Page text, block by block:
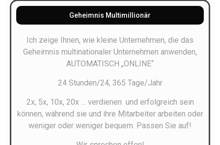
Geheimnis Multimillionär
Ich zeige Ihnen, wie kleine Unternehmen, die das
Geheimnis multinationaler Unternehmen anwenden,
AUTOMATISCH „ONLINE“
24 Stunden/24, 365 Tage/Jahr
2x, 5x, 10x, 20x … verdienen und erfolgreich sein
können, während sie und ihre Mitarbeiter arbeiten oder
weniger oder weniger bequem. Passen Sie auf!